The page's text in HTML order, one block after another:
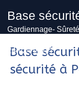
Base
Gardiennage-
24h/24 et 7j/7
Base
sécurité à